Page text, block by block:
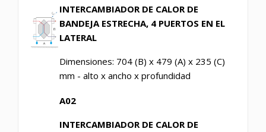
INTERCAMBIADOR DE CALOR DE
BANDEJA ESTRECHA, 4 PUERTOS EN EL
LATERAL
Dimensiones: 704 (B) x 479 (A) x 235 (C)
mm - alto x ancho x profundidad
A02
INTERCAMBIADOR DE CALOR DE